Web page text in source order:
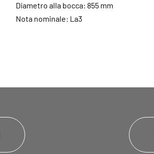
Diametro alla bocca: 855 mm
Nota nominale: La3